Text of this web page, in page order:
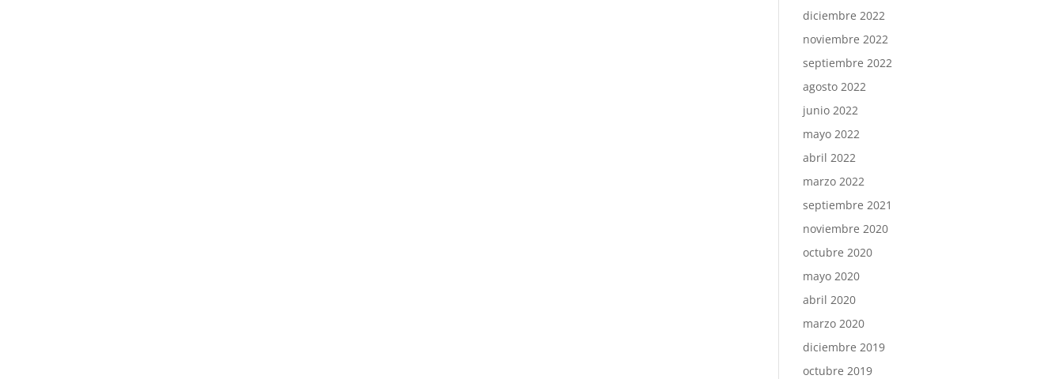
diciembre 2022
noviembre 2022
septiembre 2022
agosto 2022
junio 2022
mayo 2022
abril 2022
marzo 2022
septiembre 2021
noviembre 2020
octubre 2020
mayo 2020
abril 2020
marzo 2020
diciembre 2019
octubre 2019